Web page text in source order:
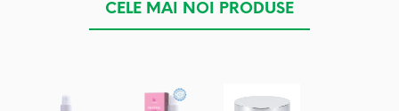
CELE MAI NOI PRODUSE